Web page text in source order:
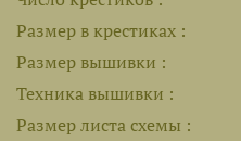
Размер в крестиках
Размер вышивки
Техника вышивки
Размер листа cхемы